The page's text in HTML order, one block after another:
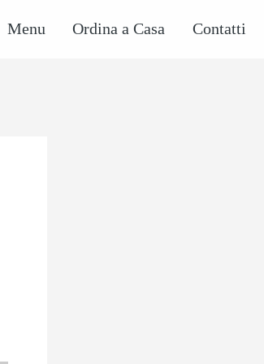
Menu Ordina a Casa Contatti